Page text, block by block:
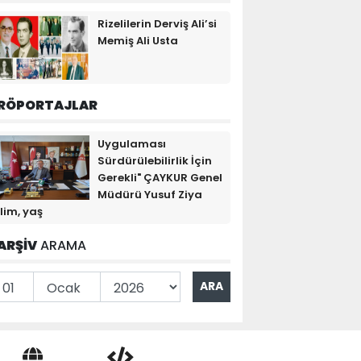
Rizelilerin Derviş Ali’si
Memiş Ali Usta
Uygulaması
Sürdürülebilirlik İçin
Gerekli" ÇAYKUR Genel
Müdürü Yusuf Ziya
yaş
ARAMA